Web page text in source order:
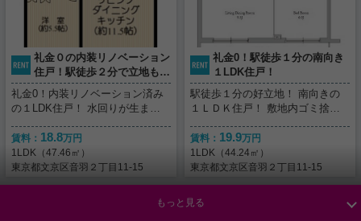
礼金０の内装リノベーション
住戸！駅徒歩２分で立地も良
い！
礼金0！内装リノベーション済み
の１LDK住戸！ 水回りが生まれ
す。 駅までも徒歩２分と好立
地。一度ご内覧頂きたいお部屋で
す。 ご気軽にご連絡下さいま
賃料： 18.8万円
1LDK（47.46㎡）
東京都文京区音羽２丁目11-15
礼金0！駅徒歩１分の南向き
１LDK住戸！
駅徒歩１分の好立地！ 南向きの
１ＬＤＫ住戸！ 敷地内ゴミ捨て
おります。 ご内覧も可能ですの
で、ご気軽にご連絡下さいませ！
賃料： 19.9万円
1LDK（44.24㎡）
東京都文京区音羽２丁目11-15
もっと見る